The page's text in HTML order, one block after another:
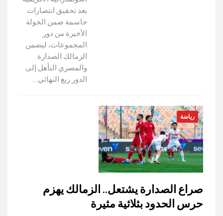
بعد تحقيق انتصارات
حاسمة ضمن الجولة
الأخيرة من دور
المجموعات، ليضمن
الزمالك الصدارة
والمصري التأهل إلى
الدور ربع النهائي.…
رياضة
صراع الصدارة يشتعل.. الزمالك يهزم
حرس الحدود بثلاثية مثيرة